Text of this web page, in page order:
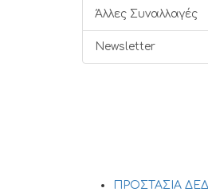
Άλλες Συναλλαγές
Newsletter
ΠΡΟΣΤΑΣΙΑ